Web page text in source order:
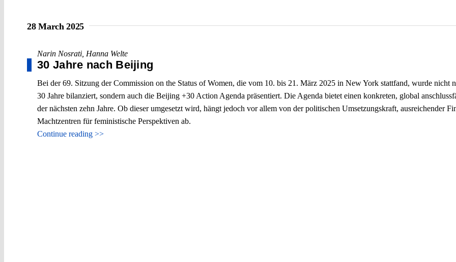
28 March 2025
Narin Nosrati Hanna Welte
30 Jahre nach Beijing
Bei der 69. Sitzung der Commission on the Status of Women, die vom 10. bis 21. März 2025 in New York stattfand, wurde nicht
30 Jahre bilanziert, sondern auch die Beijing +30 Action Agenda präsentiert. Die Agenda bietet einen konkreten, global
der nächsten zehn Jahre. Ob dieser umgesetzt wird, hängt jedoch vor allem von der politischen Umsetzungskraft, ausreichender
Machtzentren für feministische Perspektiven ab.
Continue reading >>